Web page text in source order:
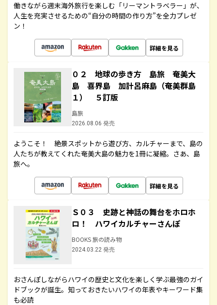
働きながら週末海外旅行を楽しむ「リーマントラベラー」が、
人生を充実させるための“自分の時間の作り方”を全力プレゼ
ン！
詳細を見る
０２ 地球の歩き方 島旅 奄美大
島 喜界島 加計呂麻島（奄美群島
１） ５訂版
島旅
2026.08.06 発売
ようこそ！ 絶景スポットから遊び方、カルチャーまで、島の
人たちが教えてくれた奄美大島の魅力を1冊に凝縮。さあ、島
旅へ。
詳細を見る
Ｓ０３ 史跡と神話の舞台をホロホ
ロ！ ハワイカルチャーさんぽ
BOOKS 旅の読み物
2024.03.22 発売
おさんぽしながらハワイの歴史と文化を楽しく学ぶ最強のガイ
ドブックが誕生。知っておきたいハワイの年表やキーワード集
も必読